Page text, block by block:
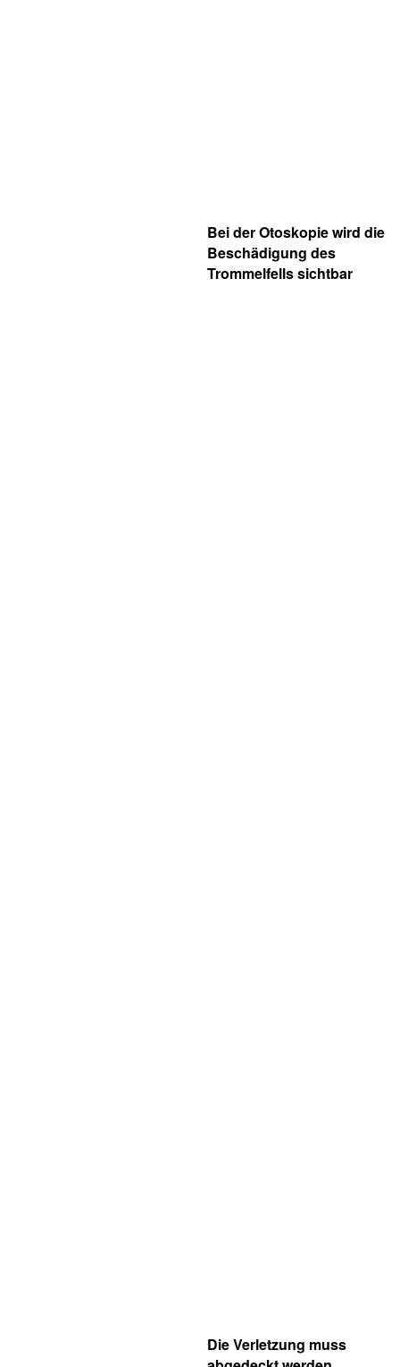
Bei der Otoskopie wird die
Beschädigung des
Trommelfells sichtbar
Die Verletzung muss